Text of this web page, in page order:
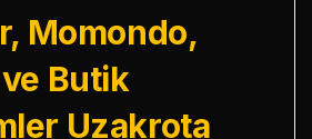
Momondo,
Butik
Uzakrota